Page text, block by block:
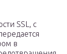
SSL, с
в